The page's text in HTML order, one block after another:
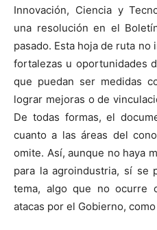
Innovación, Ciencia y
una resolución en el
pasado. Esta hoja de ruta
fortalezas u oportunidades
que puedan ser medidas
lograr mejoras o de
De todas formas, el
cuanto a las áreas del
omite. Así, aunque no haya
para la agroindustria, sí se
tema, algo que no ocurre
atacas por el Gobierno,